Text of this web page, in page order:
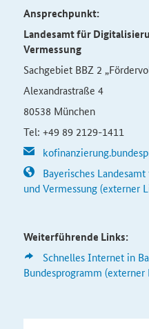
Ansprechpunkt:
Landesamt für
Vermessung
Sachgebiet BBZ 2
Alexandrastraße 4
80538 München
Tel: +49 89 2129-1411
Bayerisches
und Vermessung (externer
Weiterführende Links:
Schnelles Internet in
Bundesprogramm (externer